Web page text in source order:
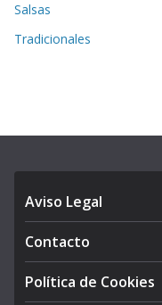
Salsas
Tradicionales
Aviso Legal
Contacto
Política de Cookies